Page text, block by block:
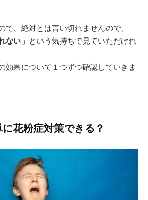
で、絶対とは言い切れませんので、
ない」 という気持ちで見ていただけれ
効果について１つずつ確認していきま
花粉症対策できる？